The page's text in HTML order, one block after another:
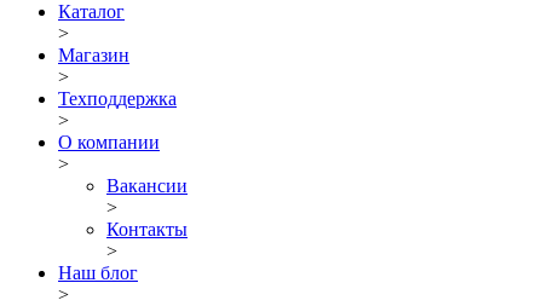
Каталог
>
Магазин
>
Техподдержка
>
О компании
>
Вакансии
>
Контакты
>
Наш блог
>